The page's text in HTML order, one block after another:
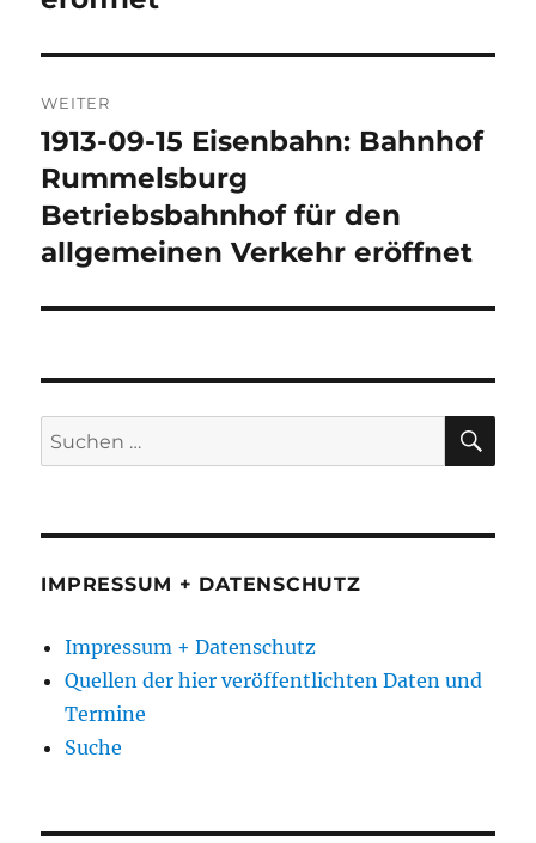
WEITER
Nächster
Beitrag:
1913-09-15 Eisenbahn: Bahnhof
Rummelsburg
Betriebsbahnhof für den
allgemeinen Verkehr eröffnet
Suchen
nach:
IMPRESSUM + DATENSCHUTZ
Impressum + Datenschutz
Quellen der hier veröffentlichten Daten und
Termine
Suche